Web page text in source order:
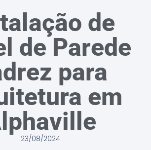
de
de Parede
para
em
23/08/2024